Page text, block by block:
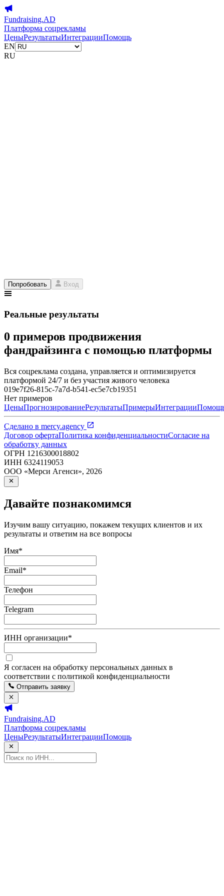
Fundraising.AD
Платформа соцрекламы
ЦеныРезультатыИнтеграцииПомощь
EN
RU
Попробовать Вход
Реальные результаты
0 примеров продвижения
фандрайзинга с помощью платформы
Вся соцреклама создана, управляется и оптимизируется
платформой 24/7 и без участия живого человека
019e7f26-815c-7a7d-b541-ec5e7cb19351
Нет примеров
ЦеныПрогнозированиеРезультатыПримерыИнтеграции
Сделано в mercy.agency
Договор офертаПолитика конфиденциальностиСогласие на
обработку данных
ОГРН 1216300018802
ИНН 6324119053
ООО «Мерси Агенси», 2026
Давайте познакомимся
Изучим вашу ситуацию, покажем текущих клиентов и их
результаты и ответим на все вопросы
Имя*
Email*
Телефон
Telegram
ИНН организации*
Я согласен на обработку персональных данных в
соответствии с политикой конфиденциальности
Отправить заявку
Fundraising.AD
Платформа соцрекламы
ЦеныРезультатыИнтеграцииПомощь